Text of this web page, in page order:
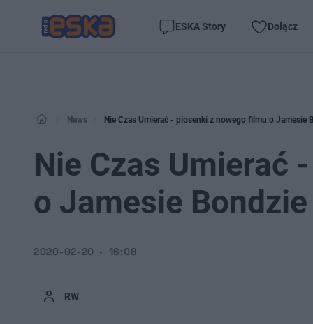
ESKA Story Dołącz
News Nie Czas Umierać - piosenki z nowego filmu o Jamesie
Nie Czas Umierać
o Jamesie Bondzie
RW
2020-02-20 16:08